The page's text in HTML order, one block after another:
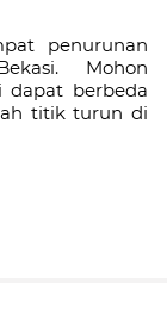
penurunan
Mohon
berbeda
titik turun di